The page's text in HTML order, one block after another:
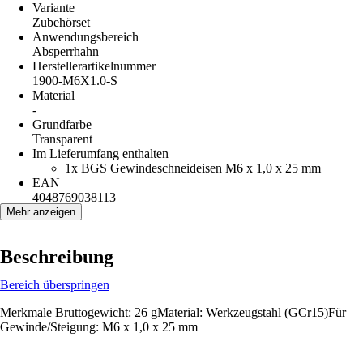
Variante
Zubehörset
Anwendungsbereich
Absperrhahn
Herstellerartikelnummer
1900-M6X1.0-S
Material
-
Grundfarbe
Transparent
Im Lieferumfang enthalten
1x BGS Gewindeschneideisen M6 x 1,0 x 25 mm
EAN
4048769038113
Mehr anzeigen
Beschreibung
Bereich überspringen
Merkmale Bruttogewicht: 26 gMaterial: Werkzeugstahl (GCr15)Für
Gewinde/Steigung: M6 x 1,0 x 25 mm